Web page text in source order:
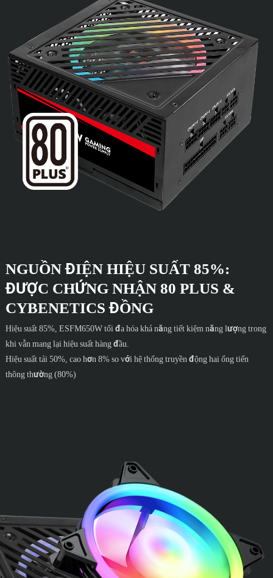
NGUỒN ĐIỆN HIỆU SUẤT 85%:
ĐƯỢC CHỨNG NHẬN 80 PLUS &
CYBENETICS ĐỒNG
Hiệu suất 85%, ESFM650W tối đa hóa khả năng tiết kiệm năng lượng trong
khi vẫn mang lại hiệu suất hàng đầu.
Hiệu suất tải 50%, cao hơn 8% so với hệ thống truyền động hai ống tiến
thông thường (80%)